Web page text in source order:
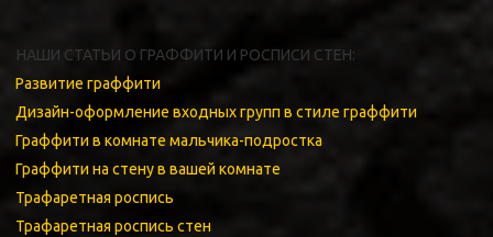
НАШИ СТАТЬИ О ГРАФФИТИ И РОСПИСИ СТЕН:
Развитие граффити
Дизайн-оформление входных групп в стиле граффити
Граффити в комнате мальчика-подростка
Граффити на стену в вашей комнате
Трафаретная роспись
Трафаретная роспись стен